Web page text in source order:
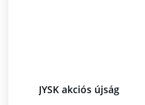
JYSK akciós újság